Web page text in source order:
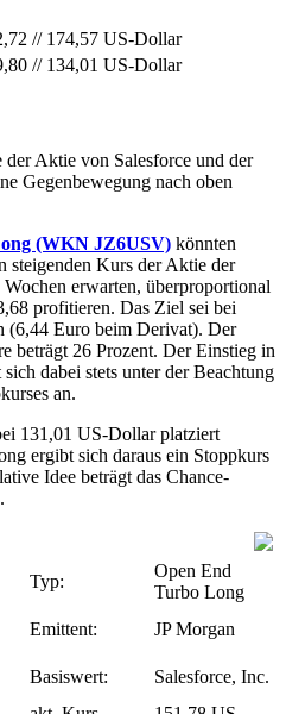
//174,57 US-Dollar
//134,01 US-Dollar
Aktie von Salesforce und der
Gegenbewegung nach oben
(WKN JZ6USV) könnten
steigenden Kurs der Aktie der
erwarten, überproportional
profitieren. Das Ziel sei bei
(6,44 Euro beim Derivat). Der
beträgt 26 Prozent. Der Einstieg in
dabei stets unter der Beachtung
an.
131,01 US-Dollar platziert
ergibt sich daraus ein Stoppkurs
Idee beträgt das Chance-
Typ:
Open End
Turbo Long
Emittent: JP Morgan
Basiswert: Salesforce, Inc.